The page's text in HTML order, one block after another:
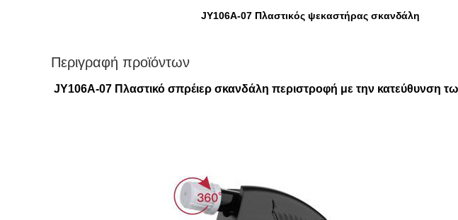
JY106A-07 Πλαστικός ψεκαστήρας σκανδάλη
Περιγραφή προϊόντων
JY106A-07 Πλαστικό σπρέιερ σκανδάλη περιστροφή με την κατεύθυνση